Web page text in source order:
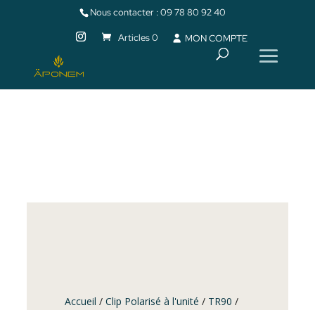
Nous contacter :09 78 80 92 40
Articles 0 MON COMPTE
Accueil /Clip Polarisé à l'unité / TR90 /